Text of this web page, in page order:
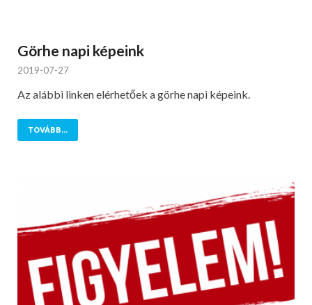
Görhe napi képeink
2019-07-27
Az alábbi linken elérhetőek a görhe napi képeink.
TOVÁBB...